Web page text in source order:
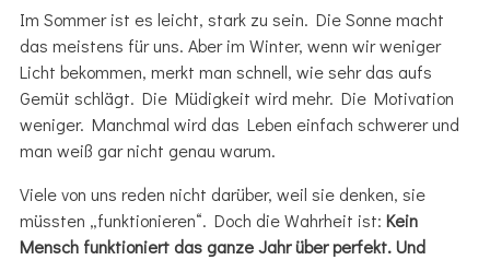
Im Sommer ist es leicht, stark zu sein. Die Sonne macht
das meistens für uns. Aber im Winter, wenn wir weniger
Licht bekommen, merkt man schnell, wie sehr das aufs
Gemüt schlägt. Die Müdigkeit wird mehr. Die Motivation
weniger. Manchmal wird das Leben einfach schwerer und
man weiß gar nicht genau warum.
Viele von uns reden nicht darüber, weil sie denken, sie
müssten „funktionieren“. Doch die Wahrheit ist: Kein
Mensch funktioniert das ganze Jahr über perfekt. Und